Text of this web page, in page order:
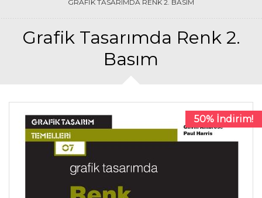
GRAFIK TASARIMDA RENK 2. BASIM
Grafik Tasarımda Renk 2.
Basım
50% İndirim!